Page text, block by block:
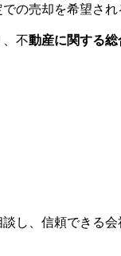
の売却を希望され
不動産に関する総
、信頼できる